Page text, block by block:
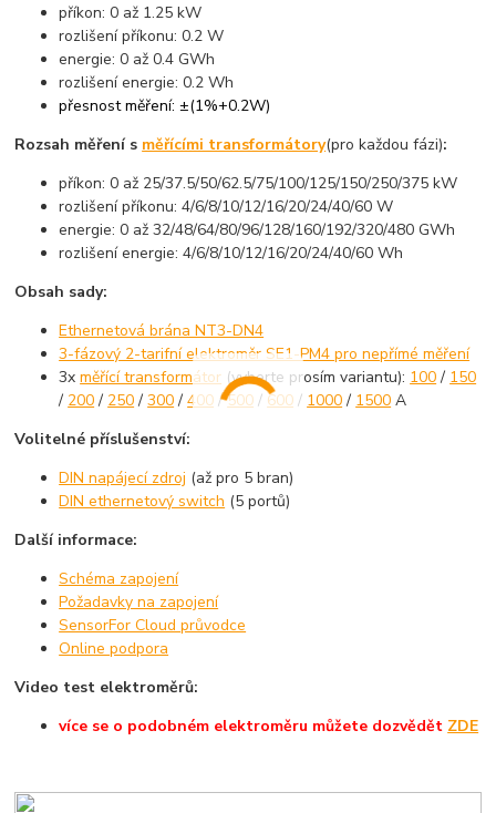
příkon: 0 až 1.25 kW
rozlišení příkonu: 0.2 W
energie: 0 až 0.4 GWh
rozlišení energie: 0.2 Wh
přesnost měření: ±(1%+0.2W)
Rozsah měření s měřícími transformátory(pro každou fázi):
příkon: 0 až 25/37.5/50/62.5/75/100/125/150/250/375 kW
rozlišení příkonu: 4/6/8/10/12/16/20/24/40/60 W
energie: 0 až 32/48/64/80/96/128/160/192/320/480 GWh
rozlišení energie: 4/6/8/10/12/16/20/24/40/60 Wh
Obsah sady:
Ethernetová brána NT3-DN4
3-fázový 2-tarifní elektroměr SE1-PM4 pro nepřímé měření
3xměřící transformátor (vyberte prosím variantu): 100/ 150
/ 200/ 250/300/400 /500 /600 / 1000/ 1500 A
Volitelné příslušenství:
DIN napájecí zdroj (až pro 5 bran)
DIN ethernetový switch (5 portů)
Další informace:
Schéma zapojení
Požadavky na zapojení
SensorFor Cloud průvodce
Online podpora
Video test elektroměrů:
více se o podobném elektroměru můžete dozvědět ZDE